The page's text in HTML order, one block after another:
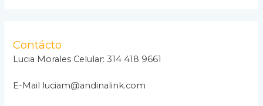
i
v
Contácto
Lucia Morales Celular: 314 418 9661
E-Mail luciam@andinalink.com